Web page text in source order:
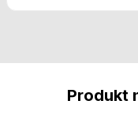
Produkt